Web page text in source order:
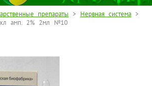
препараты > Нервная система >
хл амп. 2% 2мл №10